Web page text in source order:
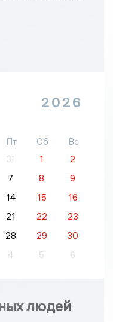
2026
Пт Сб
Вс
31 1
2
7 8
9
14 15
16
21 22
23
28 29
30
4 5 6
людей